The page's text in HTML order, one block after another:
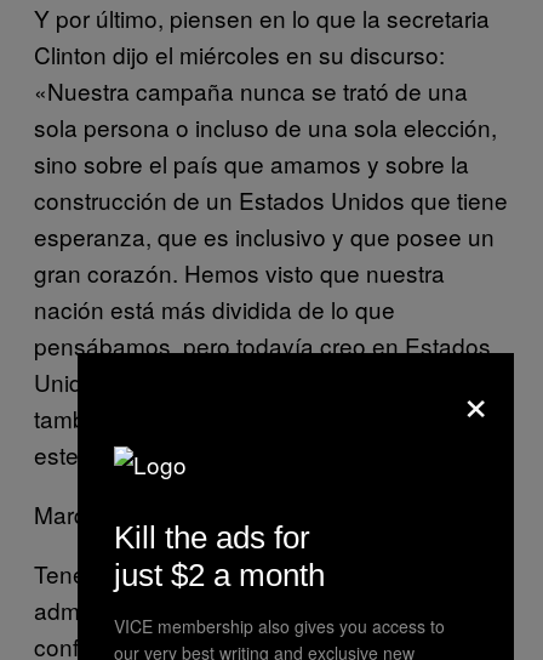
Y por último, piensen en lo que la secretaria
Clinton dijo el miércoles en su discurso:
«Nuestra campaña nunca se trató de una
sola persona o incluso de una sola elección,
sino sobre el país que amamos y sobre la
construcción de un Estados Unidos que tiene
esperanza, que es inclusivo y que posee un
gran corazón. Hemos visto que nuestra
nación está más dividida de lo que
pensábamos, pero todavía creo en Estados
Unidos y siempre lo haré. Y si ustedes
también lo creen, entonces debemos aceptar
este resultado y mirar hacia el futuro».
Marquen esta cita como favorita, imprímanla.
Tenemos que ser las mujeres que causen
admiración en las chicas jóvenes,
confundidas y profundamente
×
Kill the ads for
just $2 a month
VICE membership also gives you access to
our very best writing and exclusive new